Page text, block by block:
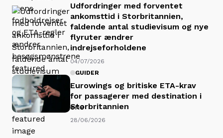
Udfordringer med forventet
ankomsttid i Storbritannien,
faldende antal studievisum og nye
flyruter ændrer
indrejseforholdene
04/07/2026
GUIDER
Eurowings og britiske ETA-krav
for passagerer med destination i
Storbritannien
28/06/2026